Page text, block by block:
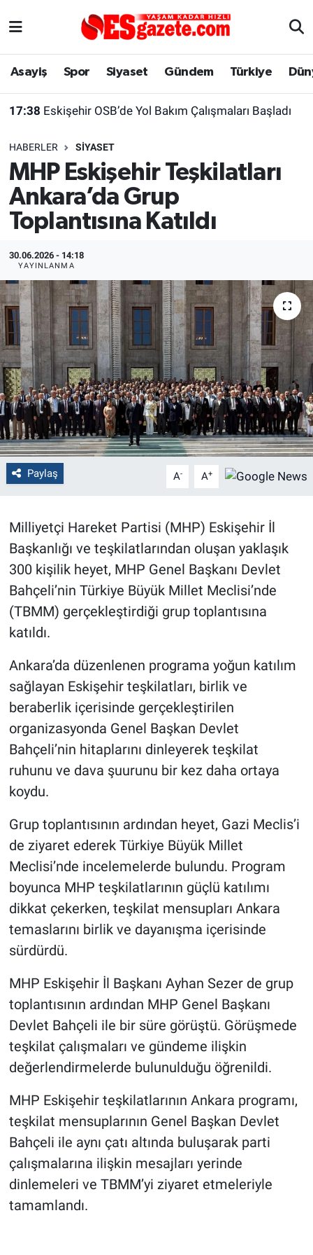
Asayiş Spor Siyaset Gündem Türkiye
17:38 Eskişehir OSB’de Yol Bakım Çalışmaları Başladı
HABERLER SIYASET
MHP Eskişehir Teşkilatları
Ankara’da Grup
Toplantısına Katıldı
30.06.2026 - 14:18
YAYINLANMA
Paylaş A- A+
Milliyetçi Hareket Partisi (MHP) Eskişehir İl
Başkanlığı ve teşkilatlarından oluşan yaklaşık
300 kişilik heyet, MHP Genel Başkanı Devlet
Bahçeli’nin Türkiye Büyük Millet Meclisi’nde
(TBMM) gerçekleştirdiği grup toplantısına
katıldı.
Ankara’da düzenlenen programa yoğun katılım
sağlayan Eskişehir teşkilatları, birlik ve
beraberlik içerisinde gerçekleştirilen
organizasyonda Genel Başkan Devlet
Bahçeli’nin hitaplarını dinleyerek teşkilat
ruhunu ve dava şuurunu bir kez daha ortaya
koydu.
Grup toplantısının ardından heyet, Gazi Meclis’i
de ziyaret ederek Türkiye Büyük Millet
Meclisi’nde incelemelerde bulundu. Program
boyunca MHP teşkilatlarının güçlü katılımı
dikkat çekerken, teşkilat mensupları Ankara
temaslarını birlik ve dayanışma içerisinde
sürdürdü.
MHP Eskişehir İl Başkanı Ayhan Sezer de grup
toplantısının ardından MHP Genel Başkanı
Devlet Bahçeli ile bir süre görüştü. Görüşmede
teşkilat çalışmaları ve gündeme ilişkin
değerlendirmelerde bulunulduğu öğrenildi.
MHP Eskişehir teşkilatlarının Ankara programı,
teşkilat mensuplarının Genel Başkan Devlet
Bahçeli ile aynı çatı altında buluşarak parti
çalışmalarına ilişkin mesajları yerinde
dinlemeleri ve TBMM’yi ziyaret etmeleriyle
tamamlandı.
Asayiş
Gündem
Türkiye
Dünya
Sağlık
Alış-Veriş/İş dünyası
Yaşam
Eskişehirspor Arşivi
Eskişehir Arşivi
Röportaj
Ekonomi
Kültür Sanat
Politika
Bilecik
Kütahya
Gezi
Genel
Yerel
Magazin
Bilim ve Teknoloji
Eskişehir Nöbetçi Eczaneler
Süper Lig Puan Durumu ve Fikstür
Tüm Manşetler
Son Dakika Haberleri
Haber Arşivi